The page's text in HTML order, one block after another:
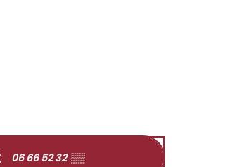
06 66 52 32 ▒▒